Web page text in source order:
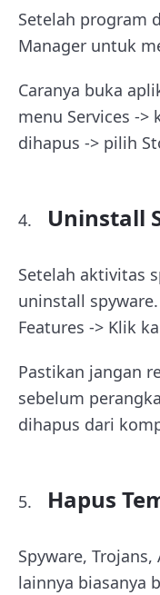
Setelah program
Manager untuk
Caranya buka
menu Services -
dihapus -> pilih
Uninstall
Setelah aktivitas
uninstall
Features -> Klik
Pastikan jangan
sebelum
dihapus dari
Hapus
Spyware,
lainnya biasanya